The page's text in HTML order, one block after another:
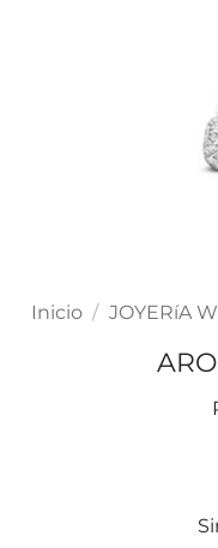
Inicio / JOYERíA